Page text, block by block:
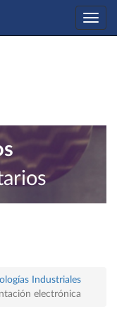
Industriales
electrónica